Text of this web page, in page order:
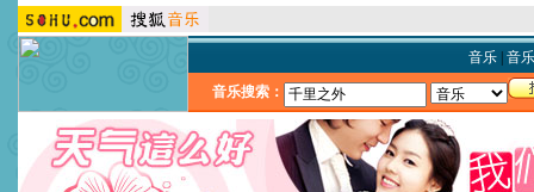
音乐| 音
音乐搜索：